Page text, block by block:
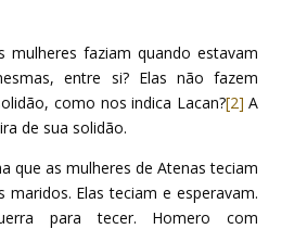
mulheres faziam quando estavam
entre si? Elas não fazem
como nos indica Lacan?[2] A
de sua solidão.
que as mulheres de Atenas teciam
maridos. Elas teciam e esperavam.
para tecer. Homero com